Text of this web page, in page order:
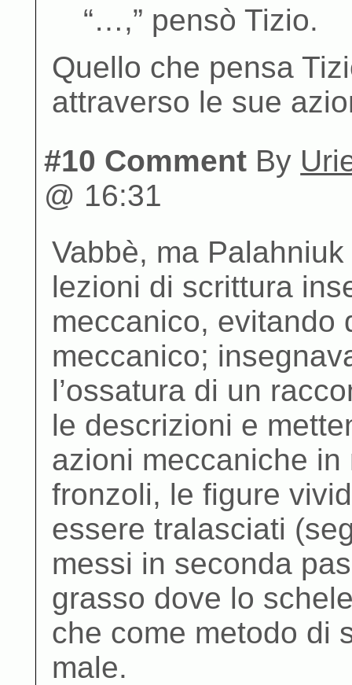
“…,” pensò Tizio.
Quello che pensa
attraverso le sue
#10 Comment By
@ 16:31
Vabbè, ma
lezioni di scrittura
meccanico, evitando
meccanico;
l’ossatura di un
le descrizioni e
azioni meccaniche
fronzoli, le figure
essere tralasciati
messi in seconda
grasso dove lo
che come metodo di
male.